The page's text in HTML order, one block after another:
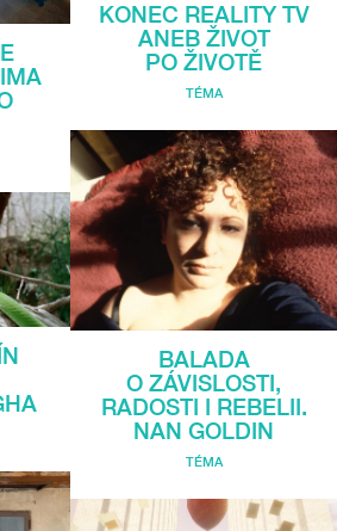
KONEC REALITY TV
ANEB ŽIVOT
PO ŽIVOTĚ
TÉMA
BALADA
O ZÁVISLOSTI,
RADOSTI I REBELII.
NAN GOLDIN
TÉMA